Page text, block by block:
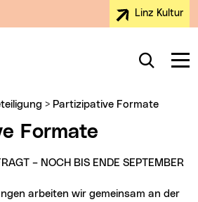
Linz Kultur
3
Suche
> Partizipative Formate
Formate
– NOCH BIS ENDE SEPTEMBER
arbeiten wir gemeinsam an der